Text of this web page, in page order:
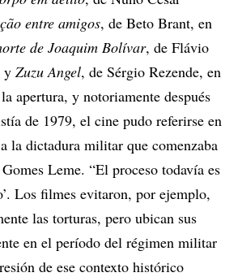
entre amigos, de Beto Brant, en
de Joaquim Bolívar, de Flávio
y Zuzu Angel, de Sérgio Rezende, en
apertura, y notoriamente después
de 1979, el cine pudo referirse en
la dictadura militar que comenzaba
Leme. “El proceso todavía es
Los filmes evitaron, por ejemplo,
las torturas, pero ubican sus
en el período del régimen militar
de ese contexto histórico